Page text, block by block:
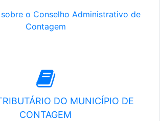
o Conselho Administrativo de
Contagem
DO MUNICÍPIO DE
CONTAGEM